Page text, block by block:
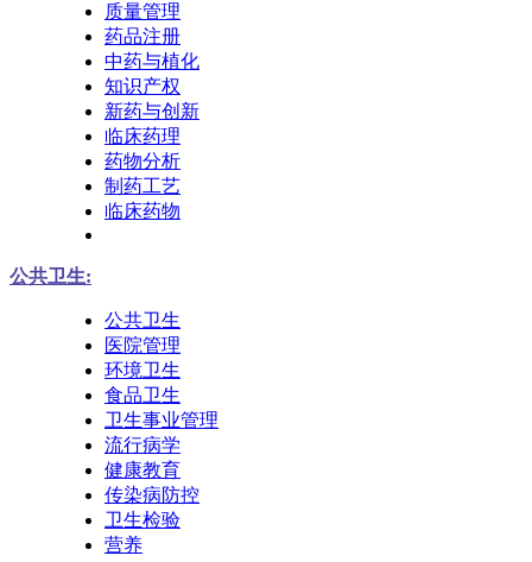
质量管理
药品注册
中药与植化
知识产权
新药与创新
临床药理
药物分析
制药工艺
临床药物
公共卫生:
公共卫生
医院管理
环境卫生
食品卫生
卫生事业管理
流行病学
健康教育
传染病防控
卫生检验
营养